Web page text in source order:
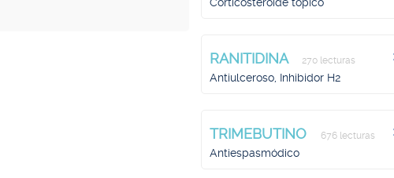
RANITIDINA 270 lecturas
Antiulceroso, Inhibidor H2
TRIMEBUTINO 676 lecturas
Antiespasmódico